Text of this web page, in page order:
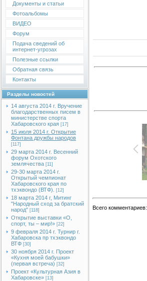
Документы и статьи
Фотоальбомы
ВИДЕО
Форум
Подача сведений об
интернет-угрозах
Полезные ссылки
Обратная связь
Контакты
Разделы новостей
14 августа 2014 г. Вручение
благодарственных писем в
министерстве спорта
Хабаровского края [17]
15 июля 2014 г. Открытие
Фонтана дружбы народов
[117]
29 марта 2014 г. Весенний
форум Охотского
землячества [11]
29-30 марта 2014 г.
Открытый чемпионат
Хабаровского края по
тхэквондо (ВТФ).
[12]
18 марта 2014 г, Митинг
"Народный сход за братский
народ" [118]
Открытие выставки «О,
спорт, ты – мир!» [22]
9 февраля 2014 г. Турнир г.
Хабаровска пр тхэквондо
ВТФ [30]
30 ноября 2014 г. Проект
«Кухня моей бабушки»
(первая встреча) [32]
Проект «Культурная Азия в
Хабаровске» [13]
Всего комментариев: